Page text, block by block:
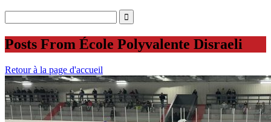
Posts From École Polyvalente Disraeli
Retour à la page d'accueil